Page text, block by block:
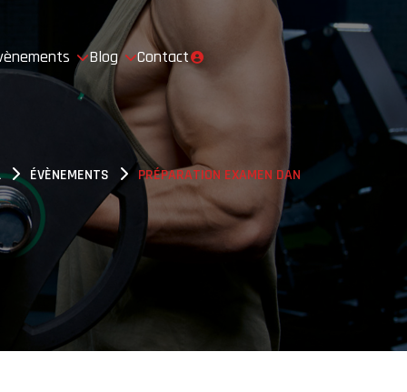
Blog Contact
ÉVÈNEMENTS PRÉPARATION EXAMEN DAN